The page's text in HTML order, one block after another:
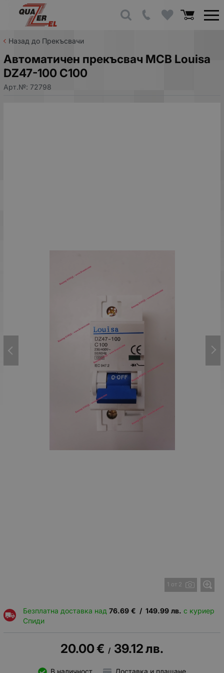
Назад до Прекъсвачи
Автоматичен прекъсвач MCB Louisa
DZ47-100 C100
Арт.№: 72798
1 от 2
Безплатна доставка над 76.69 € / 149.99 лв. с куриер
Спиди
20.00€ / 39.12лв.